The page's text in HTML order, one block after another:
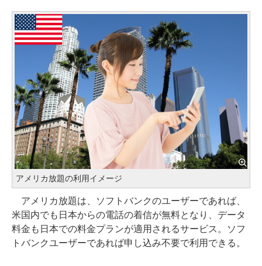
アメリカ放題の利用イメージ
アメリカ放題は、ソフトバンクのユーザーであれば、
米国内でも日本からの電話の着信が無料となり、データ
料金も日本での料金プランが適用されるサービス。ソフ
トバンクユーザーであれば申し込み不要で利用できる。